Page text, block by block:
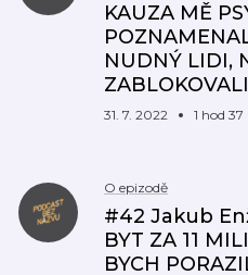
KAUZA MĚ
NUDNÝ LIDI,
ZABLOKOVALI
31. 7. 2022 1 hod
O epizodě
#42 Jakub
BYT ZA 11
BYCH